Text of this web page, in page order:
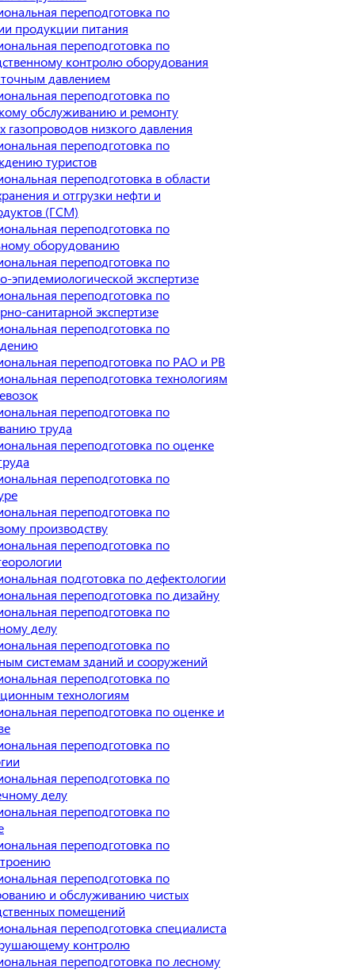
переподготовка по
продукции питания
переподготовка по
контролю оборудования
давлением
переподготовка по
обслуживанию и ремонту
газопроводов низкого давления
переподготовка по
туристов
переподготовка в области
и отгрузки нефти и
(ГСМ)
переподготовка по
оборудованию
переподготовка по
эпидемиологической экспертизе
переподготовка по
санитарной экспертизе
переподготовка по
переподготовка по РАО и РВ
переподготовка технологиям
переподготовка по
труда
переподготовка по оценке
переподготовка по
переподготовка по
производству
переподготовка по
подготовка по дефектологии
переподготовка по дизайну
переподготовка по
делу
переподготовка по
системам зданий и сооружений
переподготовка по
технологиям
переподготовка по оценке и
переподготовка по
переподготовка по
делу
переподготовка по
переподготовка по
переподготовка по
и обслуживанию чистых
помещений
переподготовка специалиста
контролю
переподготовка по лесному